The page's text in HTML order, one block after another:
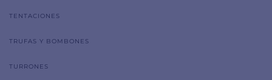
TENTACIONES
TRUFAS Y BOMBONES
TURRONES